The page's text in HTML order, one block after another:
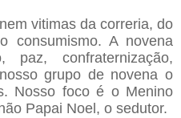
vitimas da correria, do
consumismo. A novena
paz, confraternização,
grupo de novena o
Nosso foco é o Menino
Papai Noel, o sedutor.